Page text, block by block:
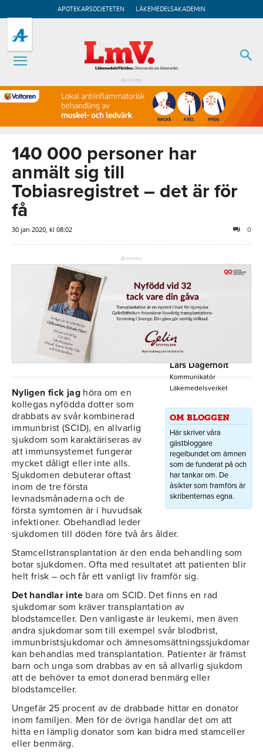
APOTEKARSOCIETETEN LÄKEMEDELSAKADEMIN
Annons
140 000 personer har
anmält sig till
Tobiasregistret – det är för
få
30 jan 2020, kl 08:02 0
Annons
Lars Dagerholt
Kommunikatör
Läkemedelsverket
OM BLOGGEN
Här skriver våra
gästbloggare
regelbundet om ämnen
som de funderat på och
har tankar om. De
åsikter som framförs är
skribenternas egna.
Nyligen fick jaghöra om en
kollegas nyfödda dotter som
drabbats av svår kombinerad
immunbrist (SCID), en allvarlig
sjukdom som karaktäriseras av
att immunsystemet fungerar
mycket dåligt eller inte alls.
Sjukdomen debuterar oftast
inom de tre första
levnadsmånaderna och de
första symtomen är i huvudsak
infektioner. Obehandlad leder
sjukdomen till döden före två års ålder.
Stamcellstransplantation är den enda behandling som
botar sjukdomen. Ofta med resultatet att patienten blir
helt frisk – och får ett vanligt liv framför sig.
Det handlar intebara om SCID. Det finns en rad
sjukdomar som kräver transplantation av
blodstamceller. Den vanligaste är leukemi, men även
andra sjukdomar som till exempel svår blodbrist,
immunbristsjukdomar och ämnesomsättningssjukdomar
kan behandlas med transplantation. Patienter är främst
barn och unga som drabbas av en så allvarlig sjukdom
att de behöver ta emot donerad benmärg eller
blodstamceller.
Ungefär 25 procent av de drabbade hittar en donator
inom familjen. Men för de övriga handlar det om att
hitta en lämplig donator som kan bidra med stamceller
eller benmärg.